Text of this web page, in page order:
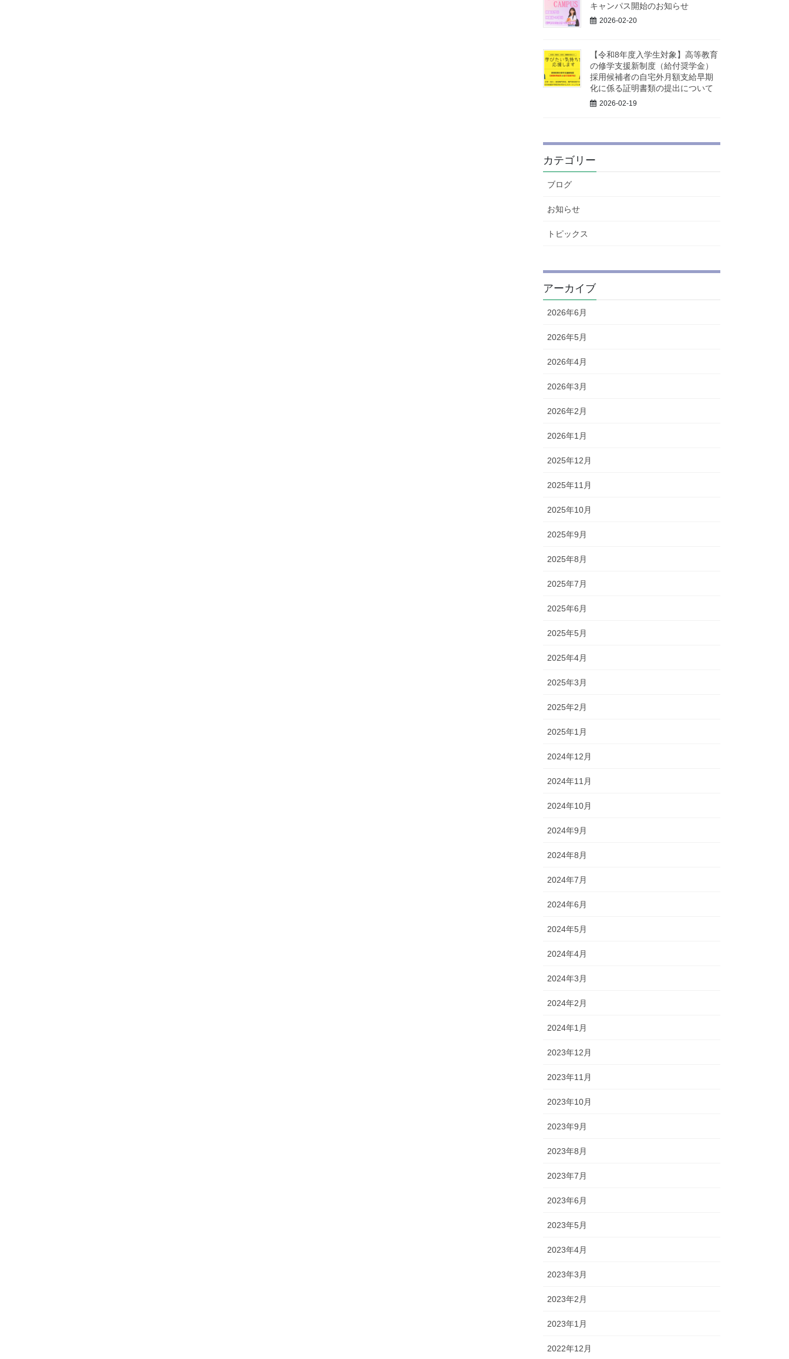
キャンパス開始のお知らせ
2026-02-20
【令和8年度入学生対象】高等教育
の修学支援新制度（給付奨学金）
採用候補者の自宅外月額支給早期
化に係る証明書類の提出について
2026-02-19
カテゴリー
ブログ
お知らせ
トピックス
アーカイブ
2026年6月
2026年5月
2026年4月
2026年3月
2026年2月
2026年1月
2025年12月
2025年11月
2025年10月
2025年9月
2025年8月
2025年7月
2025年6月
2025年5月
2025年4月
2025年3月
2025年2月
2025年1月
2024年12月
2024年11月
2024年10月
2024年9月
2024年8月
2024年7月
2024年6月
2024年5月
2024年4月
2024年3月
2024年2月
2024年1月
2023年12月
2023年11月
2023年10月
2023年9月
2023年8月
2023年7月
2023年6月
2023年5月
2023年4月
2023年3月
2023年2月
2023年1月
2022年12月